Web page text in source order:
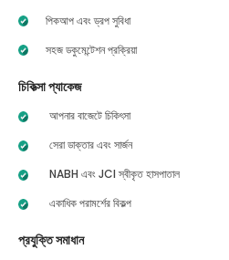
পিকআপ এবং ড্রপ সুবিধা
সহজ ডকুমেন্টেশন প্রক্রিয়া
চিকিত্সা প্যাকেজ
আপনার বাজেটে চিকিৎসা
সেরা ডাক্তার এবং সার্জন
NABH এবং JCI স্বীকৃত হাসপাতাল
একাধিক পরামর্শের বিকল্প
প্রযুক্তি সমাধান